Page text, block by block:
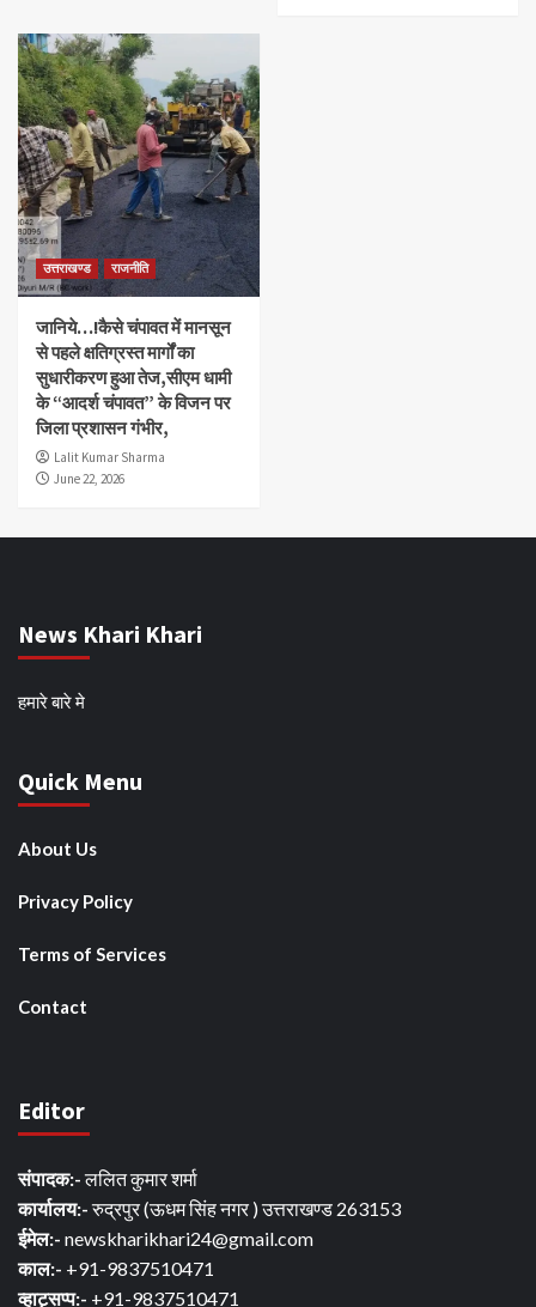
उत्तराखण्ड राजनीति
जानिये…!कैसे चंपावत में मानसून
से पहले क्षतिग्रस्त मार्गों का
सुधारीकरण हुआ तेज,सीएम धामी
के “आदर्श चंपावत” के विजन पर
जिला प्रशासन गंभीर,
Lalit Kumar Sharma
June 22, 2026
News Khari Khari
हमारे बारे मे
Quick Menu
About Us
Privacy Policy
Terms of Services
Contact
Editor
संपादक:-ललित कुमार शर्मा
कार्यालय:-रुद्रपुर (ऊधम सिंह नगर ) उत्तराखण्ड 263153
ईमेल:- newskharikhari24@gmail.com
काल:- +91-9837510471
व्हाट्सप्प:- +91-9837510471